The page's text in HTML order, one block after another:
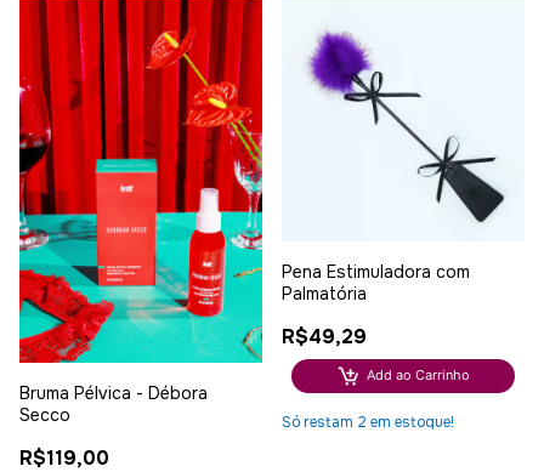
Bruma Pélvica - Débora
Secco
R$119,00
Pena Estimuladora com
Palmatória
R$49,29
Add ao Carrinho
Só restam 2 em estoque!